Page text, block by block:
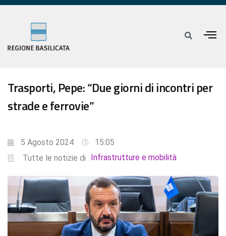
Trasporti, Pepe: “Due giorni di incontri per
strade e ferrovie”
5 Agosto 2024
15:05
Tutte le notizie di
Infrastrutture e mobilità